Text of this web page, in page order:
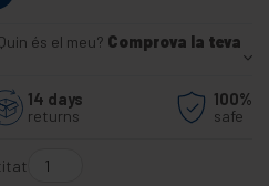
és el meu? Comprova la teva
14 days
returns
100%
safe